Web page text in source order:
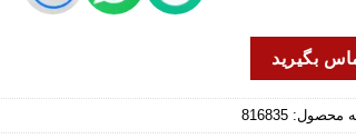
بگیرید
محصول: 816835